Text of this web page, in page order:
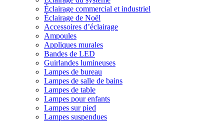
Éclairage commercial et industriel
Éclairage de Noël
Accessoires d’éclairage
Ampoules
Appliques murales
Bandes de LED
Guirlandes lumineuses
Lampes de bureau
Lampes de salle de bains
Lampes de table
Lampes pour enfants
Lampes sur pied
Lampes suspendues